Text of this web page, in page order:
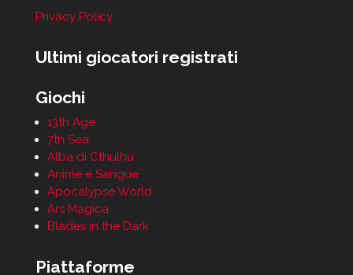
Privacy Policy
Ultimi giocatori registrati
Giochi
13th Age
7th Sea
Alba di Cthulhu
Anime e Sangue
Apocalypse World
Ars Magica
Blades in the Dark
Piattaforme